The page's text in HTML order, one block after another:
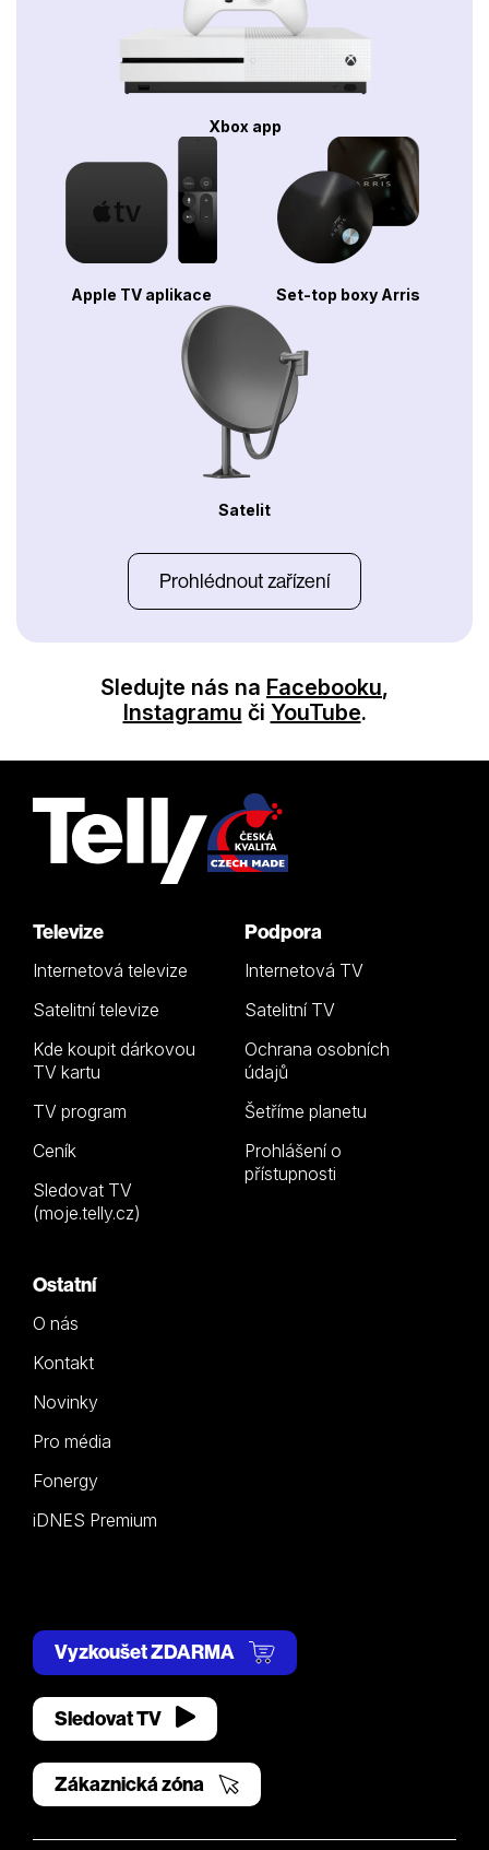
Xbox app
Apple TV aplikace Set-top boxy Arris
Satelit
Prohlédnout zařízení
Sledujte nás na Facebooku,
Instagramu či YouTube.
Televize
Internetová televize
Satelitní televize
Kde koupit dárkovou
TV kartu
TV program
Ceník
Sledovat TV
(moje.telly.cz)
Podpora
Internetová TV
Satelitní TV
Ochrana osobních
údajů
Šetříme planetu
Prohlášení o
přístupnosti
Ostatní
O nás
Kontakt
Novinky
Pro média
Fonergy
iDNES Premium
Vyzkoušet ZDARMA
Sledovat TV
Zákaznická zóna